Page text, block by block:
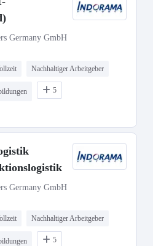
Germany GmbH
Nachhaltiger Arbeitgeber
5
Germany GmbH
Nachhaltiger Arbeitgeber
5